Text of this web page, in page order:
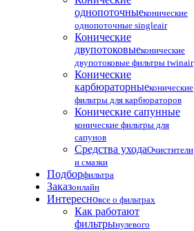
однопоточныеконические
однопоточные singleair
Конические
двупотоковыеконические
двупотоковые фильтры twinair
Конические
карбюраторныеконические
фильтры для карбюраторов
Конические сапунные
конические фильтры для
сапунов
Средства уходаОчистители
и смазки
Подборфильтра
Заказонлайн
Интересновсе о фильтрах
Как работают
фильтрынулевого